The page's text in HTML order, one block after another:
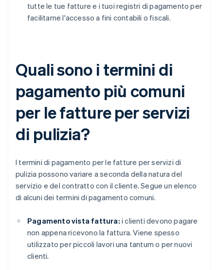
tutte le tue fatture e i tuoi registri di pagamento per
facilitarne l'accesso a fini contabili o fiscali.
Quali sono i termini di
pagamento più comuni
per le fatture per servizi
di pulizia?
I termini di pagamento per le fatture per servizi di
pulizia possono variare a seconda della natura del
servizio e del contratto con il cliente. Segue un elenco
di alcuni dei termini di pagamento comuni.
Pagamento vista fattura: i clienti devono pagare
non appena ricevono la fattura. Viene spesso
utilizzato per piccoli lavori una tantum o per nuovi
clienti.